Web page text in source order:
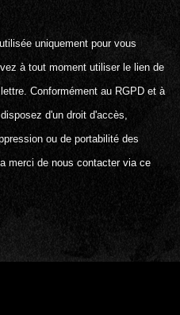
uniquement pour vous
à tout moment utiliser le lien de
Conformément au RGPD et à
d'un droit d'accès,
ou de portabilité des
merci de nous contacter via ce